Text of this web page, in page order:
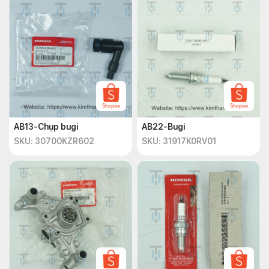
hợp với loại xe máy và hệ thống điện của bạn. Sau khi chọn
được cuộn lửa, bạn có thể tiến hành các bước sau để lắp đặt:
Bước 1: Tìm vị trí lắp đặt cuộn lửa trên xe máy. Thông
thường, nó được gắn vào khung hoặc khung gầm gần
động cơ.
Bước 2: Gỡ bỏ các phụ kiện hoặc bảo vệ cũ (nếu có).
Bước 3: Gắn cuộn lửa vào vị trí lắp đặt, đảm bảo rằng nó
được gắn chắc chắn.
Bước 4: Kết nối các dây điện từ cuộn lửa đến hệ thống
kết nối chính xác và không có đứt đoạn hoặc nối sai.
AB13-Chụp bugi
SKU: 30700KZR602
AB22-Bugi
SKU: 31917K0RV01